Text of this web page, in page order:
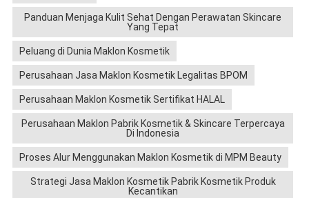
Panduan Menjaga Kulit Sehat Dengan Perawatan Skincare
Yang Tepat
Peluang di Dunia Maklon Kosmetik
Perusahaan Jasa Maklon Kosmetik Legalitas BPOM
Perusahaan Maklon Kosmetik Sertifikat HALAL
Perusahaan Maklon Pabrik Kosmetik & Skincare Terpercaya
Di Indonesia
Proses Alur Menggunakan Maklon Kosmetik di MPM Beauty
Strategi Jasa Maklon Kosmetik Pabrik Kosmetik Produk
Kecantikan